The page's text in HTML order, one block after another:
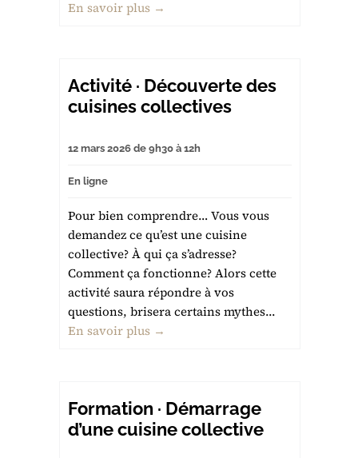
En savoir plus →
Activité · Découverte des
cuisines collectives
12 mars 2026 de 9h30 à 12h
En ligne
Pour bien comprendre… Vous vous
demandez ce qu’est une cuisine
collective? À qui ça s’adresse?
Comment ça fonctionne? Alors cette
activité saura répondre à vos
questions, brisera certains mythes...
En savoir plus →
Formation · Démarrage
d’une cuisine collective